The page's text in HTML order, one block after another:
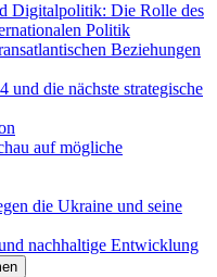
Digitalpolitik: Die Rolle des
Politik
Beziehungen
und die nächste strategische
auf mögliche
die Ukraine und seine
nachhaltige Entwicklung